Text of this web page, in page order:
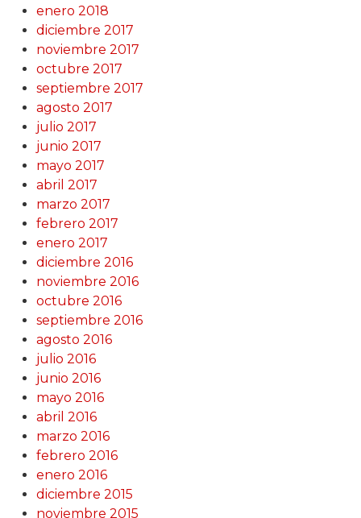
enero 2018
diciembre 2017
noviembre 2017
octubre 2017
septiembre 2017
agosto 2017
julio 2017
junio 2017
mayo 2017
abril 2017
marzo 2017
febrero 2017
enero 2017
diciembre 2016
noviembre 2016
octubre 2016
septiembre 2016
agosto 2016
julio 2016
junio 2016
mayo 2016
abril 2016
marzo 2016
febrero 2016
enero 2016
diciembre 2015
noviembre 2015